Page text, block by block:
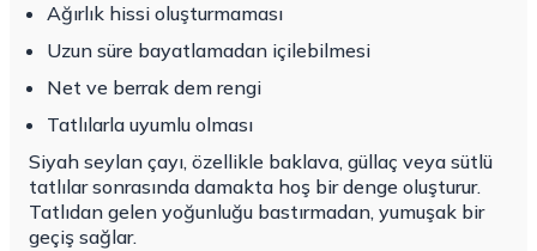
Ağırlık hissi oluşturmaması
Uzun süre bayatlamadan içilebilmesi
Net ve berrak dem rengi
Tatlılarla uyumlu olması
Siyah seylan çayı, özellikle baklava, güllaç veya sütlü
tatlılar sonrasında damakta hoş bir denge oluşturur.
Tatlıdan gelen yoğunluğu bastırmadan, yumuşak bir
geçiş sağlar.